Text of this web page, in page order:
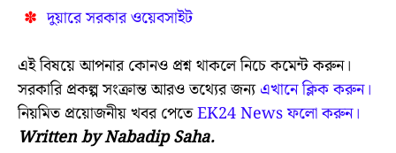
দুয়ারে সরকার ওয়েবসাইট
এই বিষয়ে আপনার কোনও প্রশ্ন থাকলে নিচে কমেন্ট করুন।
সরকারি প্রকল্প সংক্রান্ত আরও তথ্যের জন্যএখানে ক্লিক করুন।
নিয়মিত প্রয়োজনীয় খবর পেতেEK24 News ফলো করুন।
Written by Nabadip Saha.